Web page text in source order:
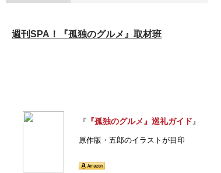
週刊SPA！『孤独のグルメ』取材班
『 『孤独のグルメ』巡礼ガイド』
原作版・五郎のイラストが目印